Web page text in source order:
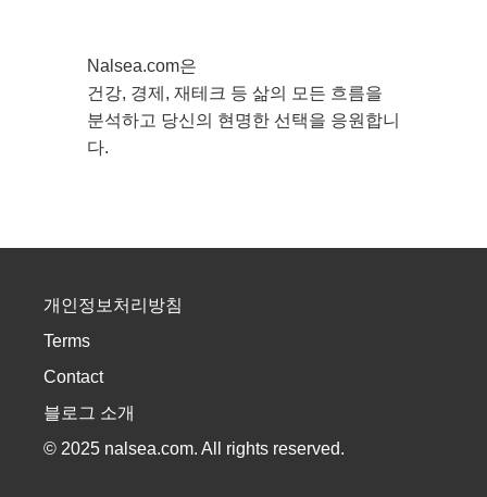
Nalsea.com은
건강, 경제, 재테크 등 삶의 모든 흐름을
분석하고 당신의 현명한 선택을 응원합니
다.
개인정보처리방침
Terms
Contact
블로그 소개
© 2025 nalsea.com. All rights reserved.